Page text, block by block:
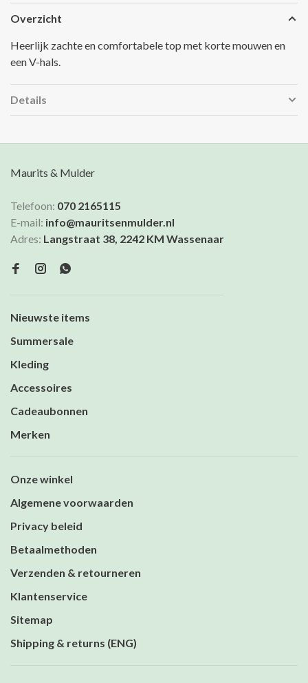
Overzicht
Heerlijk zachte en comfortabele top met korte mouwen en
een V-hals.
Details
Maurits & Mulder
Telefoon: 070 2165115
E-mail: info@mauritsenmulder.nl
Adres: Langstraat 38, 2242 KM Wassenaar
Nieuwste items
Summersale
Kleding
Accessoires
Cadeaubonnen
Merken
Onze winkel
Algemene voorwaarden
Privacy beleid
Betaalmethoden
Verzenden & retourneren
Klantenservice
Sitemap
Shipping & returns (ENG)